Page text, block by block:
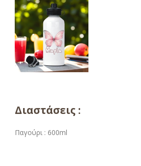
Διαστάσεις :
Παγούρι : 600ml